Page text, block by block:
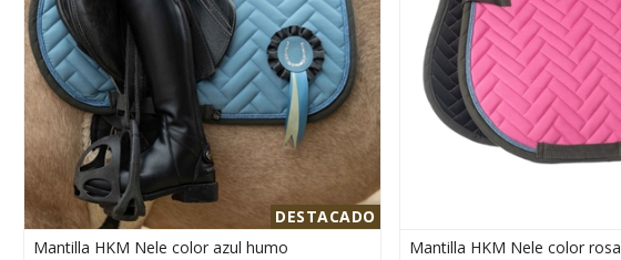
DESTACADO
Mantilla HKM Nele color azul humo
Mantilla HKM Nele color rosa